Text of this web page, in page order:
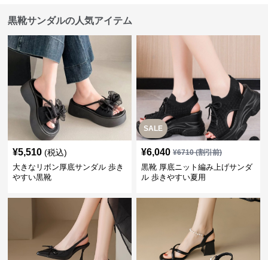
黒靴サンダルの人気アイテム
¥5,510 (税込)
大きなリボン厚底サンダル 歩き
やすい黒靴
SALE
¥6,040 ¥6710(割引前)
黒靴 厚底ニット編み上げサンダ
ル 歩きやすい夏用